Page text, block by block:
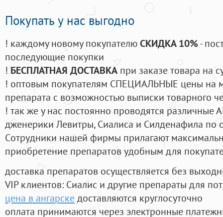
Покупать у нас выгодно
! каждому новому покупателюСКИДКА 10%-
последующие покупки
! БЕСПЛАТНАЯ ДОСТАВКА при заказе товара на
! оптовым покупателям СПЕЦИАЛЬНЫЕ цены на
препарата с возможностью выписки товарного
! так же у нас постоянно проводятся
дженерики Левитры, Сиалиса и Силденафила по
Cотрудники нашей фирмы прилагают
приобретение препаратов удобным для
доставка препаратов осуществляется без
VIP клиентов: Сиалис и другие препараты для
цена в ангарскедоставляются круглосуточно
оплата принимаются через электронные